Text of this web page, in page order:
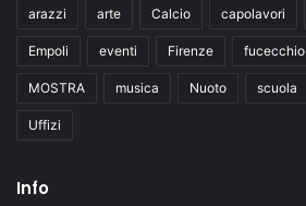
arazzi arte Calcio capolavori
Empoli eventi Firenze fucecchio
MOSTRA musica Nuoto scuola
Uffizi
Info